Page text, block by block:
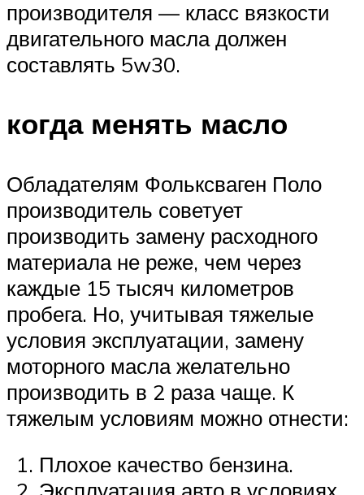
производителя — класс вязкости
двигательного масла должен
составлять 5w30.
когда менять масло
Обладателям Фольксваген Поло
производитель советует
производить замену расходного
материала не реже, чем через
каждые 15 тысяч километров
пробега. Но, учитывая тяжелые
условия эксплуатации, замену
моторного масла желательно
производить в 2 раза чаще. К
тяжелым условиям можно отнести:
Плохое качество бензина.